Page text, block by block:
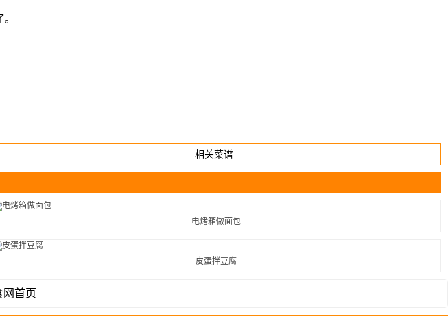
相关菜谱
电烤箱做面包
皮蛋拌豆腐
网首页